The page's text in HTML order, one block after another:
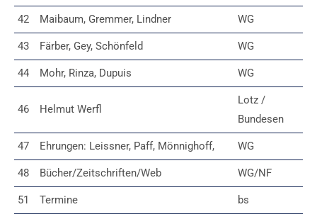
42 Maibaum, Gremmer, Lindner WG
43 Färber, Gey, Schönfeld WG
44 Mohr, Rinza, Dupuis WG
46 Helmut Werfl
Lotz /
Bundesen
47 Ehrungen: Leissner, Paff, Mönnighoff, WG
48 Bücher/Zeitschriften/Web WG/NF
51 Termine bs